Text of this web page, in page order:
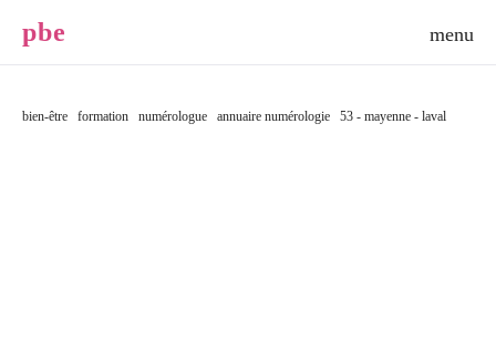
pbe
bien-être formation numérologue annuaire numérologie 53 - mayenne - laval